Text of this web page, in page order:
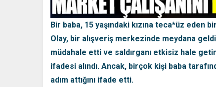
Bir baba, 15 yaşındaki kızına teca*üz eden
Olay, bir alışveriş merkezinde meydana geldi.
müdahale etti ve saldırganı etkisiz hale
ifadesi alındı. Ancak, birçok kişi baba
adım attığını ifade etti.